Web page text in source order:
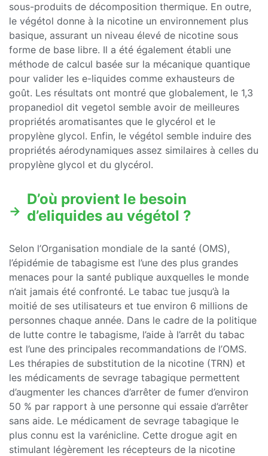
sous-produits de décomposition thermique. En outre,
le végétol donne à la nicotine un environnement plus
basique, assurant un niveau élevé de nicotine sous
forme de base libre. Il a été également établi une
méthode de calcul basée sur la mécanique quantique
pour valider les e-liquides comme exhausteurs de
goût. Les résultats ont montré que globalement, le 1,3
propanediol dit vegetol semble avoir de meilleures
propriétés aromatisantes que le glycérol et le
propylène glycol. Enfin, le végétol semble induire des
propriétés aérodynamiques assez similaires à celles du
propylène glycol et du glycérol.
D’où provient le besoin
d’eliquides au végétol ?
Selon l’Organisation mondiale de la santé (OMS),
l’épidémie de tabagisme est l’une des plus grandes
menaces pour la santé publique auxquelles le monde
n’ait jamais été confronté. Le tabac tue jusqu’à la
moitié de ses utilisateurs et tue environ 6 millions de
personnes chaque année. Dans le cadre de la politique
de lutte contre le tabagisme, l’aide à l’arrêt du tabac
est l’une des principales recommandations de l’OMS.
Les thérapies de substitution de la nicotine (TRN) et
les médicaments de sevrage tabagique permettent
d’augmenter les chances d’arrêter de fumer d’environ
50 % par rapport à une personne qui essaie d’arrêter
sans aide. Le médicament de sevrage tabagique le
plus connu est la varénicline. Cette drogue agit en
stimulant légèrement les récepteurs de la nicotine